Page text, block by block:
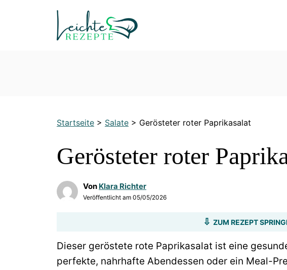
Startseite > Salate > Gerösteter roter Paprikasalat
Gerösteter roter
Von Klara Richter
Veröffentlicht am 05/05/2026
ZUM REZEPT
Dieser geröstete rote Paprikasalat ist eine
perfekte, nahrhafte Abendessen oder ein Meal-